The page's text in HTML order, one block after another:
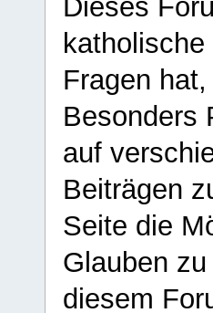
Dieses
Fragen
Besonders
auf
Beiträgen
Seite die
Glauben
diesem